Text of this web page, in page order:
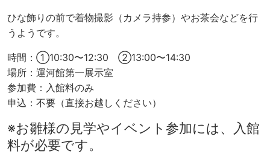
ひな飾りの前で着物撮影（カメラ持参）やお茶会などを行
うようです。
時間：①10:30〜12:30 ②13:00〜14:30
場所：運河館第一展示室
参加費：入館料のみ
申込：不要（直接お越しください）
※お雛様の見学やイベント参加には、入館
料が必要です。